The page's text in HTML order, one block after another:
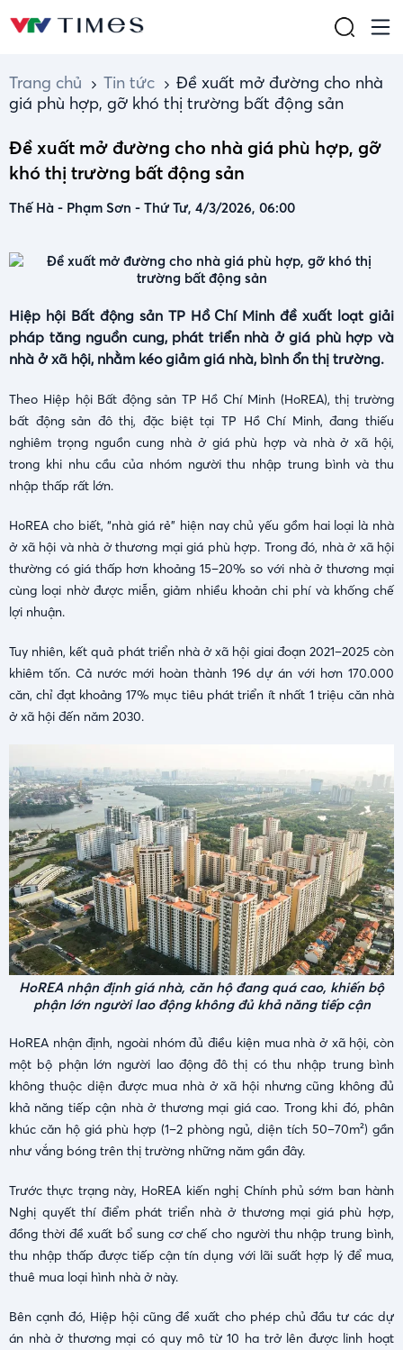
Trang chủ Tin tức
Đề xuất mở đường cho nhà
giá phù hợp, gỡ khó thị trường bất động sản
Đề xuất mở đường cho nhà giá phù hợp, gỡ
khó thị trường bất động sản
Thế Hà - Phạm Sơn - Thứ Tư, 4/3/2026, 06:00
Hiệp hội Bất động sản TP Hồ Chí Minh đề xuất loạt giải
pháp tăng nguồn cung, phát triển nhà ở giá phù hợp và
nhà ở xã hội, nhằm kéo giảm giá nhà, bình ổn thị trường.
Theo Hiệp hội Bất động sản TP Hồ Chí Minh (HoREA), thị trường
bất động sản đô thị, đặc biệt tại TP Hồ Chí Minh, đang thiếu
nghiêm trọng nguồn cung nhà ở giá phù hợp và nhà ở xã hội,
trong khi nhu cầu của nhóm người thu nhập trung bình và thu
nhập thấp rất lớn.
HoREA cho biết, “nhà giá rẻ” hiện nay chủ yếu gồm hai loại là nhà
ở xã hội và nhà ở thương mại giá phù hợp. Trong đó, nhà ở xã hội
thường có giá thấp hơn khoảng 15–20% so với nhà ở thương mại
cùng loại nhờ được miễn, giảm nhiều khoản chi phí và khống chế
lợi nhuận.
Tuy nhiên, kết quả phát triển nhà ở xã hội giai đoạn 2021–2025 còn
khiêm tốn. Cả nước mới hoàn thành 196 dự án với hơn 170.000
căn, chỉ đạt khoảng 17% mục tiêu phát triển ít nhất 1 triệu căn nhà
ở xã hội đến năm 2030.
HoREA nhận định giá nhà, căn hộ đang quá cao, khiến bộ
phận lớn người lao động không đủ khả năng tiếp cận
HoREA nhận định, ngoài nhóm đủ điều kiện mua nhà ở xã hội, còn
một bộ phận lớn người lao động đô thị có thu nhập trung bình
không thuộc diện được mua nhà ở xã hội nhưng cũng không đủ
khả năng tiếp cận nhà ở thương mại giá cao. Trong khi đó, phân
khúc căn hộ giá phù hợp (1–2 phòng ngủ, diện tích 50–70m²) gần
như vắng bóng trên thị trường những năm gần đây.
Trước thực trạng này, HoREA kiến nghị Chính phủ sớm ban hành
Nghị quyết thí điểm phát triển nhà ở thương mại giá phù hợp,
đồng thời đề xuất bổ sung cơ chế cho người thu nhập trung bình,
thu nhập thấp được tiếp cận tín dụng với lãi suất hợp lý để mua,
thuê mua loại hình nhà ở này.
Bên cạnh đó, Hiệp hội cũng đề xuất cho phép chủ đầu tư các dự
án nhà ở thương mại có quy mô từ 10 ha trở lên được linh hoạt